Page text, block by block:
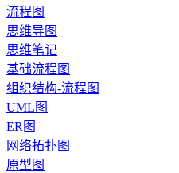
流程图
思维导图
思维笔记
基础流程图
组织结构-流程图
UML图
ER图
网络拓扑图
原型图